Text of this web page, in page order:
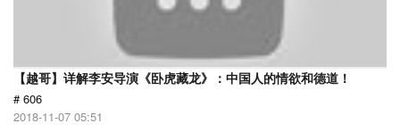
【越哥】详解李安导演《卧虎藏龙》：中国人的情欲和德道！
# 606
2018-11-07 05:51